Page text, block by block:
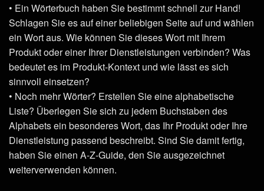
• Ein Wörterbuch haben Sie bestimmt schnell zur Hand!
Schlagen Sie es auf einer beliebigen Seite auf und wählen
ein Wort aus. Wie können Sie dieses Wort mit Ihrem
Produkt oder einer Ihrer Dienstleistungen verbinden? Was
bedeutet es im Produkt-Kontext und wie lässt es sich
sinnvoll einsetzen?
• Noch mehr Wörter? Erstellen Sie eine alphabetische
Liste? Überlegen Sie sich zu jedem Buchstaben des
Alphabets ein besonderes Wort, das Ihr Produkt oder Ihre
Dienstleistung passend beschreibt. Sind Sie damit fertig,
haben Sie einen A-Z-Guide, den Sie ausgezeichnet
weiterverwenden können.